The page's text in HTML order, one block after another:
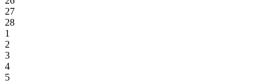
27
28
1
2
3
4
5